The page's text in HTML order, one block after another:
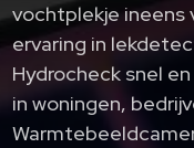
vochtplekje ineens
ervaring in
Hydrocheck snel
in woningen,